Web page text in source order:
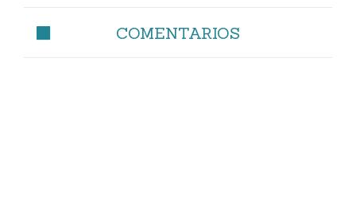
COMENTARIOS